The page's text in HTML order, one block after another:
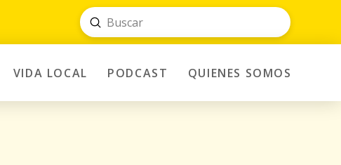
Search
Submit
VIDA LOCAL PODCAST QUIENES SOMOS